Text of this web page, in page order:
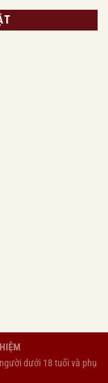
dưới 18 tuổi và phụ